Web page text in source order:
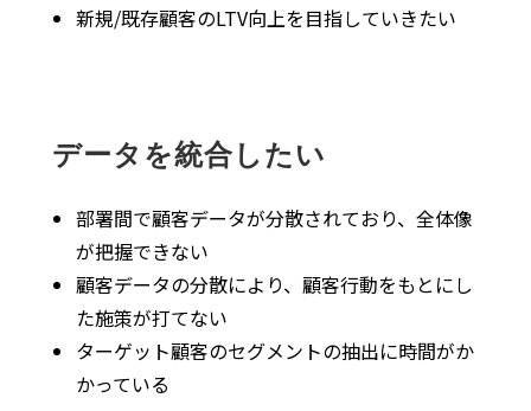
新規/既存顧客のLTV向上を目指していきたい
データを統合したい
部署間で顧客データが分散されており、全体像
が把握できない
顧客データの分散により、顧客行動をもとにし
た施策が打てない
ターゲット顧客のセグメントの抽出に時間がか
かっている